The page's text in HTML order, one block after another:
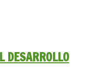
DESARROLLO